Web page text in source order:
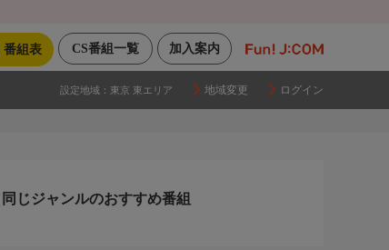
加入案内
CS番組一覧
番組表
設定地域： 東京 東エリア 地域変更 ログイン
同じジャンルのおすすめ番組